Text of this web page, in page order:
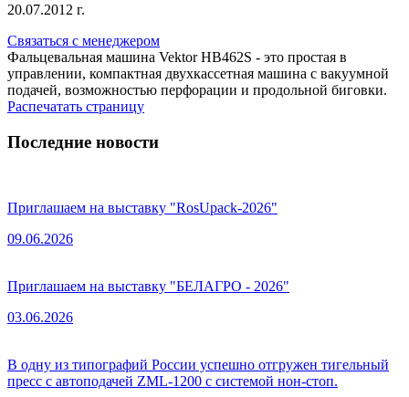
20.07.2012 г.
Связаться с менеджером
Фальцевальная машина Vektor HB462S - это простая в
управлении, компактная двухкассетная машина с вакуумной
подачей, возможностью перфорации и продольной биговки.
Распечатать страницу
Последние новости
Приглашаем на выставку "RosUpack-2026"
09.06.2026
Приглашаем на выставку "БЕЛАГРО - 2026"
03.06.2026
В одну из типографий России успешно отгружен тигельный
пресс с автоподачей ZML-1200 с системой нон-стоп.